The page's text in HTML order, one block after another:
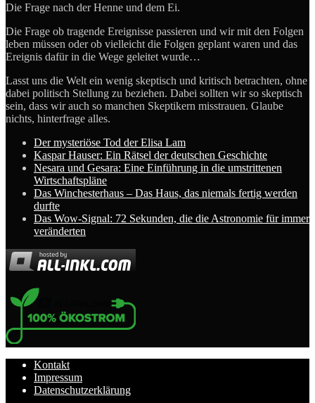
Die Frage nach der Henne und dem Ei.
Die Frage ob tragende Ereignisse passieren und wir mit den Folgen
leben müssen oder ob vielleicht die Folgen geplant waren und das
Ereignis dafür in die Wege geleitet wurde…
Lasst uns die Welt ein wenig skeptisch und kritisch betrachten, ohne
dabei politisch Stellung zu beziehen. Dabei sollten wir so skeptisch
sein, dass wir auch so manchen Skeptikern misstrauen. Glaube
nichts, hinterfrage alles.
Der mysteriöse Tod der Elisa Lam
Kaspar Hauser: Ein Rätsel der deutschen Geschichte
Nesara und Gesara: Eine Einführung in die umstrittenen
Wirtschaftspläne
Das Winchesterhaus – Das Haus, das niemals fertig werden
durfte
Das Wow-Signal: 72 Sekunden, die die Astronomie für immer
veränderten
Kontakt
Impressum
Datenschutzerklärung